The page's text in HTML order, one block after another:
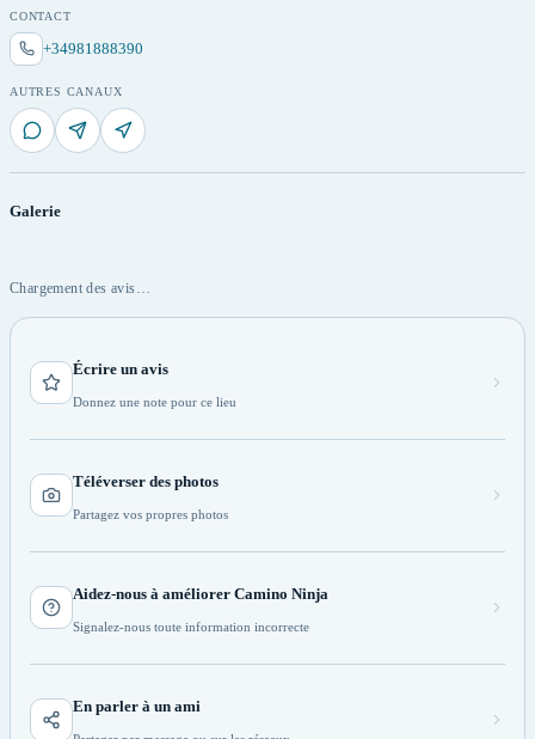
CONTACT
+34981888390
AUTRES CANAUX
Galerie
Chargement des avis…
Écrire un avis
Donnez une note pour ce lieu
Téléverser des photos
Partagez vos propres photos
Aidez-nous à améliorer Camino Ninja
Signalez-nous toute information incorrecte
En parler à un ami